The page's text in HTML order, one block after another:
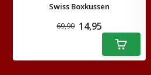
Swiss Boxkussen
69,90 14,95